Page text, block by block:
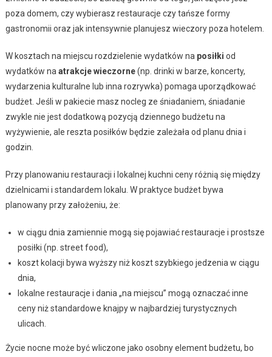
poza domem, czy wybierasz restauracje czy tańsze formy
gastronomii oraz jak intensywnie planujesz wieczory poza hotelem.
W kosztach na miejscu rozdzielenie wydatków na posiłki od
wydatków na atrakcje wieczorne(np. drinki w barze, koncerty,
wydarzenia kulturalne lub inna rozrywka) pomaga uporządkować
budżet. Jeśli w pakiecie masz nocleg ze śniadaniem, śniadanie
zwykle nie jest dodatkową pozycją dziennego budżetu na
wyżywienie, ale reszta posiłków będzie zależała od planu dnia i
godzin.
Przy planowaniu restauracji i lokalnej kuchni ceny różnią się między
dzielnicami i standardem lokalu. W praktyce budżet bywa
planowany przy założeniu, że:
w ciągu dnia zamiennie mogą się pojawiać restauracje i prostsze
posiłki (np. street food),
koszt kolacji bywa wyższy niż koszt szybkiego jedzenia w ciągu
dnia,
lokalne restauracje i dania „na miejscu” mogą oznaczać inne
ceny niż standardowe knajpy w najbardziej turystycznych
ulicach.
Życie nocne może być wliczone jako osobny element budżetu, bo